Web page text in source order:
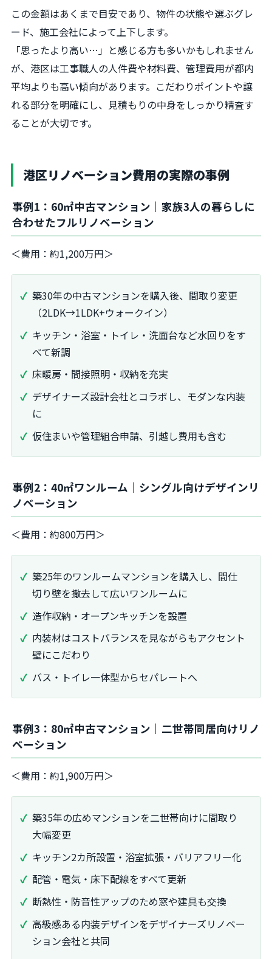
この金額はあくまで目安であり、物件の状態や選ぶグレ
ード、施工会社によって上下します。
「思ったより高い…」と感じる方も多いかもしれません
が、港区は工事職人の人件費や材料費、管理費用が都内
平均よりも高い傾向があります。こだわりポイントや譲
れる部分を明確にし、見積もりの中身をしっかり精査す
ることが大切です。
港区リノベーション費用の実際の事例
事例1：60㎡中古マンション｜家族3人の暮らしに
合わせたフルリノベーション
＜費用：約1,200万円＞
築30年の中古マンションを購入後、間取り変更
（2LDK→1LDK+ウォークイン）
キッチン・浴室・トイレ・洗面台など水回りをす
べて新調
床暖房・間接照明・収納を充実
デザイナーズ設計会社とコラボし、モダンな内装
に
仮住まいや管理組合申請、引越し費用も含む
事例2：40㎡ワンルーム｜シングル向けデザインリ
ノベーション
＜費用：約800万円＞
築25年のワンルームマンションを購入し、間仕
切り壁を撤去して広いワンルームに
造作収納・オープンキッチンを設置
内装材はコストバランスを見ながらもアクセント
壁にこだわり
バス・トイレ一体型からセパレートへ
事例3：80㎡中古マンション｜二世帯同居向けリノ
ベーション
＜費用：約1,900万円＞
築35年の広めマンションを二世帯向けに間取り
大幅変更
キッチン2カ所設置・浴室拡張・バリアフリー化
配管・電気・床下配線をすべて更新
断熱性・防音性アップのため窓や建具も交換
高級感ある内装デザインをデザイナーズリノベー
ション会社と共同